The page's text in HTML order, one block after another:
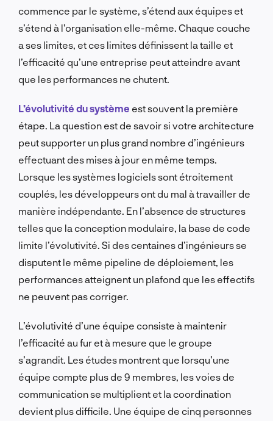
commence par le système, s’étend aux équipes et
s’étend à l’organisation elle-même. Chaque couche
a ses limites, et ces limites définissent la taille et
l’efficacité qu’une entreprise peut atteindre avant
que les performances ne chutent.
L’évolutivité du système est souvent la première
étape. La question est de savoir si votre architecture
peut supporter un plus grand nombre d’ingénieurs
effectuant des mises à jour en même temps.
Lorsque les systèmes logiciels sont étroitement
couplés, les développeurs ont du mal à travailler de
manière indépendante. En l’absence de structures
telles que la conception modulaire, la base de code
limite l’évolutivité. Si des centaines d’ingénieurs se
disputent le même pipeline de déploiement, les
performances atteignent un plafond que les effectifs
ne peuvent pas corriger.
L’évolutivité d’une équipe consiste à maintenir
l’efficacité au fur et à mesure que le groupe
s’agrandit. Les études montrent que lorsqu’une
équipe compte plus de 9 membres, les voies de
communication se multiplient et la coordination
devient plus difficile. Une équipe de cinq personnes